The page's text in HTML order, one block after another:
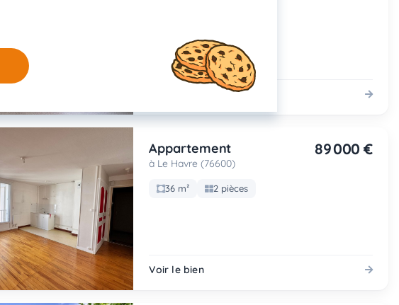
Appartement
à Le Havre (76600)
89 000 €
36 m² 2 pièces
Voir le bien